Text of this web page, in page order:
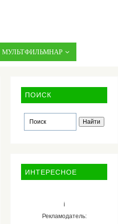
МУЛЬТФИЛЬМНАР
ПОИСК
ИНТЕРЕСНОЕ
i
Рекламодатель: